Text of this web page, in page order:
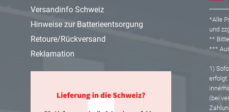
Versandinfo Schweiz
Hinweise zur Batterieentsorgung
Retoure/Rückversand
Reklamation
*Alle
und
**
***
1)
erfolgt
(bei